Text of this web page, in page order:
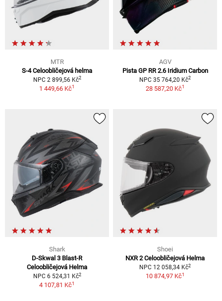
MTR
S-4 Celoobličejová helma
NPC 2 899,56 Kč2
1 449,66 Kč1
AGV
Pista GP RR 2.6 Iridium Carbon
NPC 35 764,20 Kč2
28 587,20 Kč1
Shark
D-Skwal 3 Blast-R
Celoobličejová Helma
NPC 6 524,31 Kč2
4 107,81 Kč1
Shoei
NXR 2 Celoobličejová Helma
NPC 12 058,34 Kč2
10 874,97 Kč1